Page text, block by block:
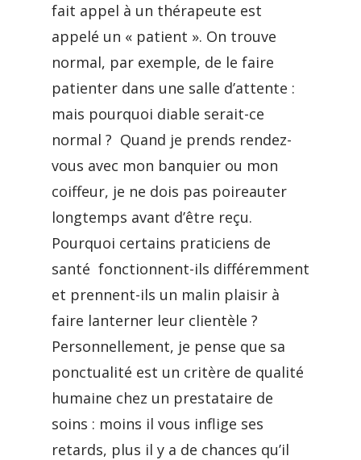
fait appel à un thérapeute est
appelé un « patient ». On trouve
normal, par exemple, de le faire
patienter dans une salle d’attente :
mais pourquoi diable serait-ce
normal ? Quand je prends rendez-
vous avec mon banquier ou mon
coiffeur, je ne dois pas poireauter
longtemps avant d’être reçu.
Pourquoi certains praticiens de
santé fonctionnent-ils différemment
et prennent-ils un malin plaisir à
faire lanterner leur clientèle ?
Personnellement, je pense que sa
ponctualité est un critère de qualité
humaine chez un prestataire de
soins : moins il vous inflige ses
retards, plus il y a de chances qu’il